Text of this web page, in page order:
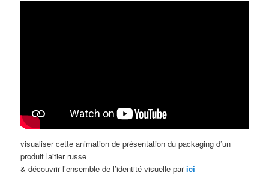
visualiser cette animation de présentation du packaging d’un
produit laitier russe
& découvrir l’ensemble de l’identité visuelle parici